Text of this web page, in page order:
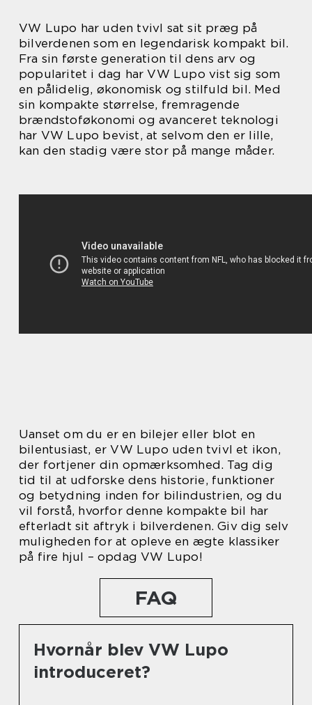
VW Lupo har uden tvivl sat sit præg på
bilverdenen som en legendarisk kompakt bil.
Fra sin første generation til dens arv og
popularitet i dag har VW Lupo vist sig som
en pålidelig, økonomisk og stilfuld bil. Med
sin kompakte størrelse, fremragende
brændstoføkonomi og avanceret teknologi
har VW Lupo bevist, at selvom den er lille,
kan den stadig være stor på mange måder.
Uanset om du er en bilejer eller blot en
bilentusiast, er VW Lupo uden tvivl et ikon,
der fortjener din opmærksomhed. Tag dig
tid til at udforske dens historie, funktioner
og betydning inden for bilindustrien, og du
vil forstå, hvorfor denne kompakte bil har
efterladt sit aftryk i bilverdenen. Giv dig selv
muligheden for at opleve en ægte klassiker
på fire hjul – opdag VW Lupo!
FAQ
Hvornår blev VW Lupo
introduceret?